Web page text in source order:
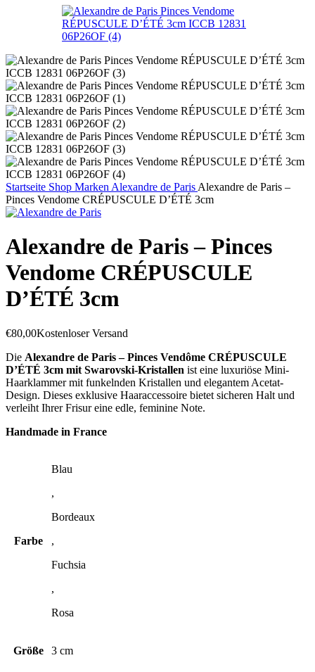
Startseite Shop Marken Alexandre de Paris Alexandre de Paris –
Pinces Vendome CRÉPUSCULE D’ÉTÉ 3cm
Alexandre de Paris – Pinces
Vendome CRÉPUSCULE
D’ÉTÉ 3cm
€80,00Kostenloser Versand
Die Alexandre de Paris – Pinces Vendôme CRÉPUSCULE
D’ÉTÉ 3cm mit Swarovski-Kristallen ist eine luxuriöse Mini-
Haarklammer mit funkelnden Kristallen und elegantem Acetat-
Design. Dieses exklusive Haaraccessoire bietet sicheren Halt und
verleiht Ihrer Frisur eine edle, feminine Note.
Handmade in France
Farbe
Blau
,
Bordeaux
,
Fuchsia
,
Rosa
Größe 3 cm